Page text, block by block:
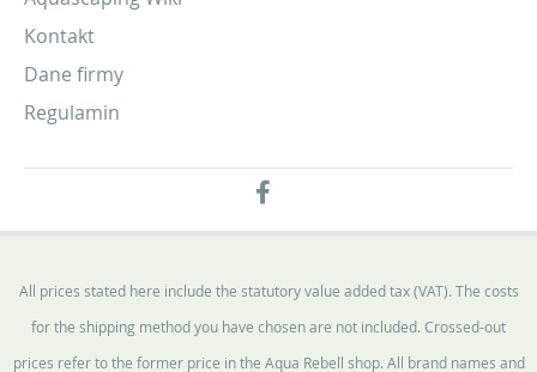
Kontakt
Dane firmy
Regulamin
All prices stated here include the statutory value added tax (VAT). The costs
for the shipping method you have chosen are not included. Crossed-out
prices refer to the former price in the Aqua Rebell shop. All brand names and